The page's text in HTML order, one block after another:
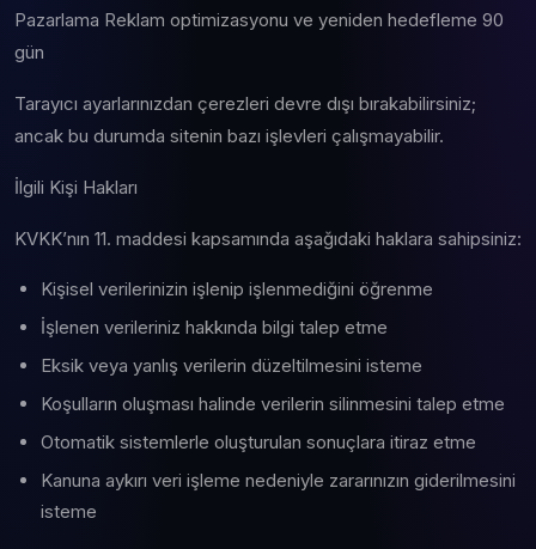
Pazarlama Reklam optimizasyonu ve yeniden hedefleme 90
gün
Tarayıcı ayarlarınızdan çerezleri devre dışı bırakabilirsiniz;
ancak bu durumda sitenin bazı işlevleri çalışmayabilir.
İlgili Kişi Hakları
KVKK’nın 11. maddesi kapsamında aşağıdaki haklara sahipsiniz:
Kişisel verilerinizin işlenip işlenmediğini öğrenme
İşlenen verileriniz hakkında bilgi talep etme
Eksik veya yanlış verilerin düzeltilmesini isteme
Koşulların oluşması halinde verilerin silinmesini talep etme
Otomatik sistemlerle oluşturulan sonuçlara itiraz etme
Kanuna aykırı veri işleme nedeniyle zararınızın giderilmesini
isteme